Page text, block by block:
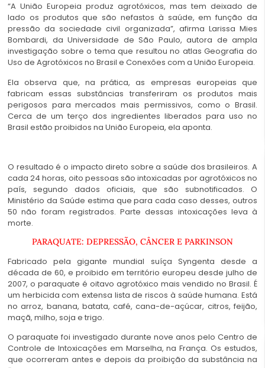
“A União Europeia produz agrotóxicos, mas tem deixado de
lado os produtos que são nefastos à saúde, em função da
pressão da sociedade civil organizada”, afirma Larissa Mies
Bombardi, da Universidade de São Paulo, autora de ampla
investigação sobre o tema que resultou no atlas Geografia do
Uso de Agrotóxicos no Brasil e Conexões com a União Europeia.
Ela observa que, na prática, as empresas europeias que
fabricam essas substâncias transferiram os produtos mais
perigosos para mercados mais permissivos, como o Brasil.
Cerca de um terço dos ingredientes liberados para uso no
Brasil estão proibidos na União Europeia, ela aponta.
O resultado é o impacto direto sobre a saúde dos brasileiros. A
cada 24 horas, oito pessoas são intoxicadas por agrotóxicos no
país, segundo dados oficiais, que são subnotificados. O
Ministério da Saúde estima que para cada caso desses, outros
50 não foram registrados. Parte dessas intoxicações leva à
morte.
PARAQUATE: DEPRESSÃO, CÂNCER E PARKINSON
Fabricado pela gigante mundial suíça Syngenta desde a
década de 60, e proibido em território europeu desde julho de
2007, o paraquate é oitavo agrotóxico mais vendido no Brasil. É
um herbicida com extensa lista de riscos à saúde humana. Está
no arroz, banana, batata, café, cana-de-açúcar, citros, feijão,
maçã, milho, soja e trigo.
O paraquate foi investigado durante nove anos pelo Centro de
Controle de Intoxicações em Marselha, na França. Os estudos,
que ocorreram antes e depois da proibição da substância na